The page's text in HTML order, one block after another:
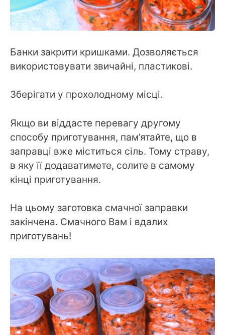
Банки закрити кришками. Дозволяється
використовувати звичайні, пластикові.
Зберігати у прохолодному місці.
Якщо ви віддасте перевагу другому
способу приготування, пам’ятайте, що в
заправці вже міститься сіль. Тому страву,
в яку її додаватимете, солите в самому
кінці приготування.
На цьому заготовка смачної заправки
закінчена. Смачного Вам і вдалих
приготувань!